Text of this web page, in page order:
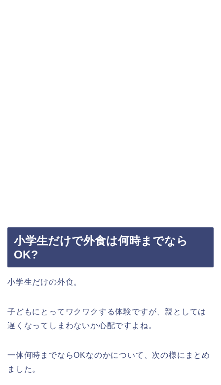
小学生だけで外食は何時までなら
OK?
小学生だけの外食。
子どもにとってワクワクする体験ですが、親としては
遅くなってしまわないか心配ですよね。
一体何時までならOKなのかについて、次の様にまとめ
ました。